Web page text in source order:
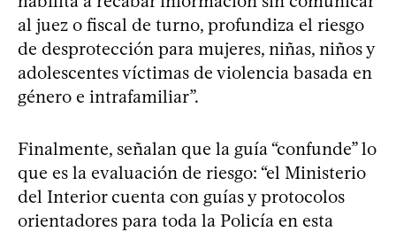
al juez o fiscal de turno, profundiza el riesgo
de desprotección para mujeres, niñas, niños y
adolescentes víctimas de violencia basada en
género e intrafamiliar”.
Finalmente, señalan que la guía “confunde” lo
que es la evaluación de riesgo: “el Ministerio
del Interior cuenta con guías y protocolos
orientadores para toda la Policía en esta